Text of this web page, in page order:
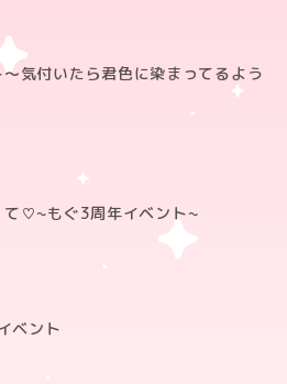
て♡~もぐ3周年イベント~
ベント